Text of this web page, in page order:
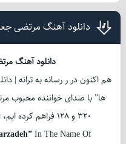
دانلود آهنگ مرتضی
دانلود آهنگ
هم اکنون در ر رسانه به ترانه |
ها” با صدای خواننده محبوب
320 و 128 فراهم کرده ایم، امیدواریم لذت کافی را برده باشید
In The Name Of